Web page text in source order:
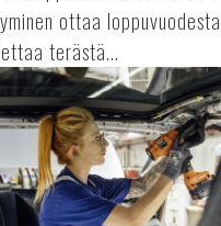
ottaa
terästä...